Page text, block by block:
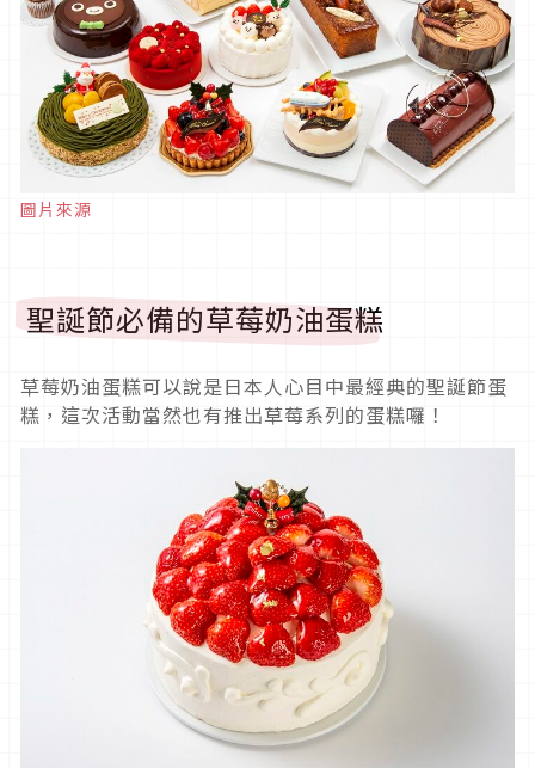
圖片來源
聖誕節必備的草莓奶油蛋糕
草莓奶油蛋糕可以說是日本人心目中最經典的聖誕節蛋
糕，這次活動當然也有推出草莓系列的蛋糕囉！